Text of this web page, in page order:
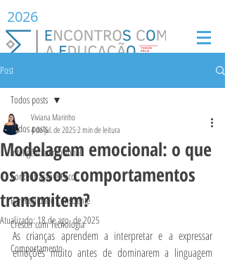
2026
Post
Todos posts
Inteligência Emocional
Concentração e Foco
Parentalidade Consciente
Crescer com Tecnologia
Comportamento
Todos posts
Modelagem emocional: o que
os nossos comportamentos
transmitem?
Viviana Marinho
4 de jul. de 20252 min de leitura
Atualizado:18 de ago. de 2025
As crianças aprendem a interpretar e a expressar
emoções muito antes de dominarem a linguagem